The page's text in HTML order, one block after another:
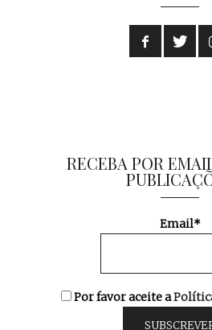
RECEBA POR
Email*
Por favor aceite a